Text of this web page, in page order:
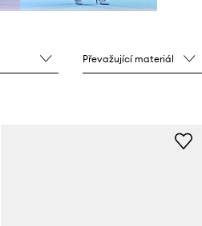
Převažující materiál